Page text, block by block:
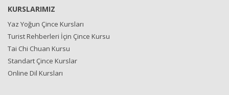
KURSLARIMIZ
Yaz Yoğun Çince Kursları
Turist Rehberleri İçin Çince Kursu
Tai Chi Chuan Kursu
Standart Çince Kurslar
Online Dil Kursları